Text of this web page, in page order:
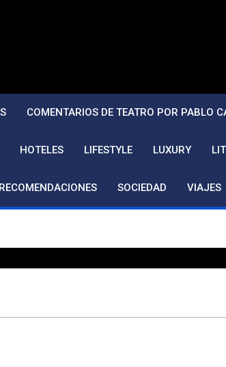
COMENTARIOS DE TEATRO POR PABLO
HOTELES LIFESTYLE LUXURY
RECOMENDACIONES SOCIEDAD VIAJES